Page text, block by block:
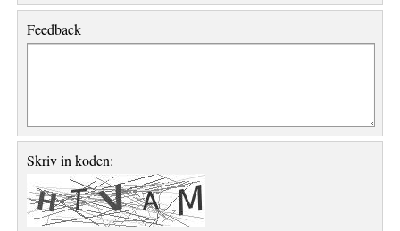
Feedback
Skriv in koden: